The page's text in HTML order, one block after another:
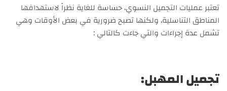
تعتبر عمليات التجميل النسوي، حساسة للغاية نظراً لاستهدافها
المناطق التناسلية، ولكنها تصبح ضرورية في بعض الأوقات وهي
تشمل عدة إجراءات والتي جاءت كالتالي :
تجميل المهبل: